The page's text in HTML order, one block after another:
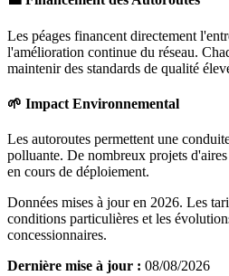
Les péages financent directement
l'amélioration continue du réseau.
maintenir des standards de qualité
🌱 Impact Environnemental
Les autoroutes permettent une
polluante. De nombreux projets
en cours de déploiement.
Données mises à jour en 2026. Les
conditions particulières et les
concessionnaires.
Dernière mise à jour : 08/08/2026